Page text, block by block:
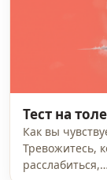
Тест на
Как вы
Тревожитесь,
расслабиться,…